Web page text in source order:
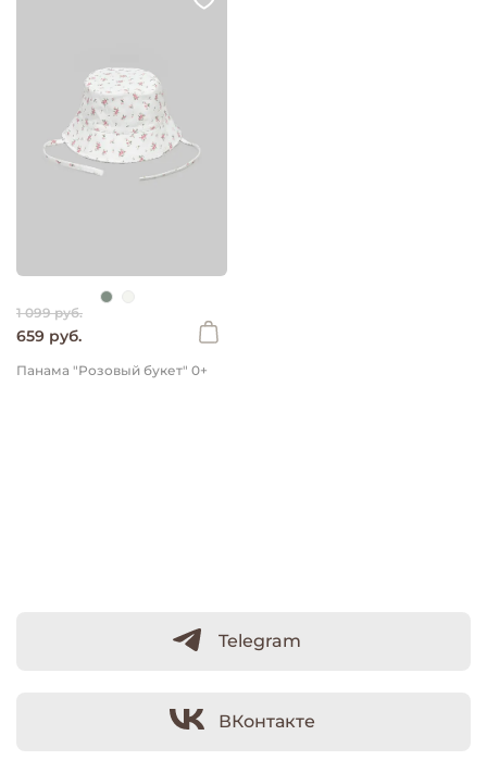
1 099 руб.
659 руб.
Панама "Розовый букет" 0+
Telegram
ВКонтакте